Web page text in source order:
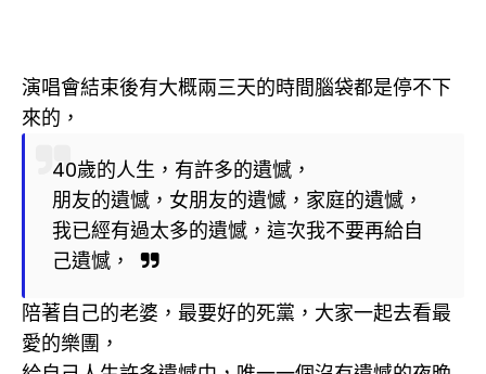
演唱會結束後有大概兩三天的時間腦袋都是停不下
來的，
40歲的人生，有許多的遺憾，
朋友的遺憾，女朋友的遺憾，家庭的遺憾，
我已經有過太多的遺憾，這次我不要再給自
己遺憾，
陪著自己的老婆，最要好的死黨，大家一起去看最
愛的樂團，